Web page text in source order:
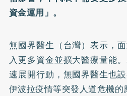
資金運用」。
無國界醫生（台灣）表示，
入更多資金並擴大醫療量能
速展開行動，無國界醫生也
伊波拉疫情等突發人道危機的